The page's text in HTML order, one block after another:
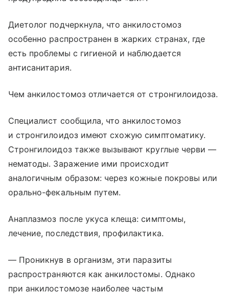
Диетолог подчеркнула, что анкилостомоз
особенно распространен в жарких странах, где
есть проблемы с гигиеной и наблюдается
антисанитария.
Чем анкилостомоз отличается от стронгилоидоза.
Специалист сообщила, что анкилостомоз
и стронгилоидоз имеют схожую симптоматику.
Стронгилоидоз также вызывают круглые черви —
нематоды. Заражение ими происходит
аналогичным образом: через кожные покровы или
орально-фекальным путем.
Анаплазмоз после укуса клеща: симптомы,
лечение, последствия, профилактика.
— Проникнув в организм, эти паразиты
распространяются как анкилостомы. Однако
при анкилостомозе наиболее частым